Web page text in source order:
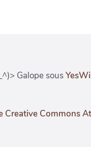
Galope sous
Creative Commons